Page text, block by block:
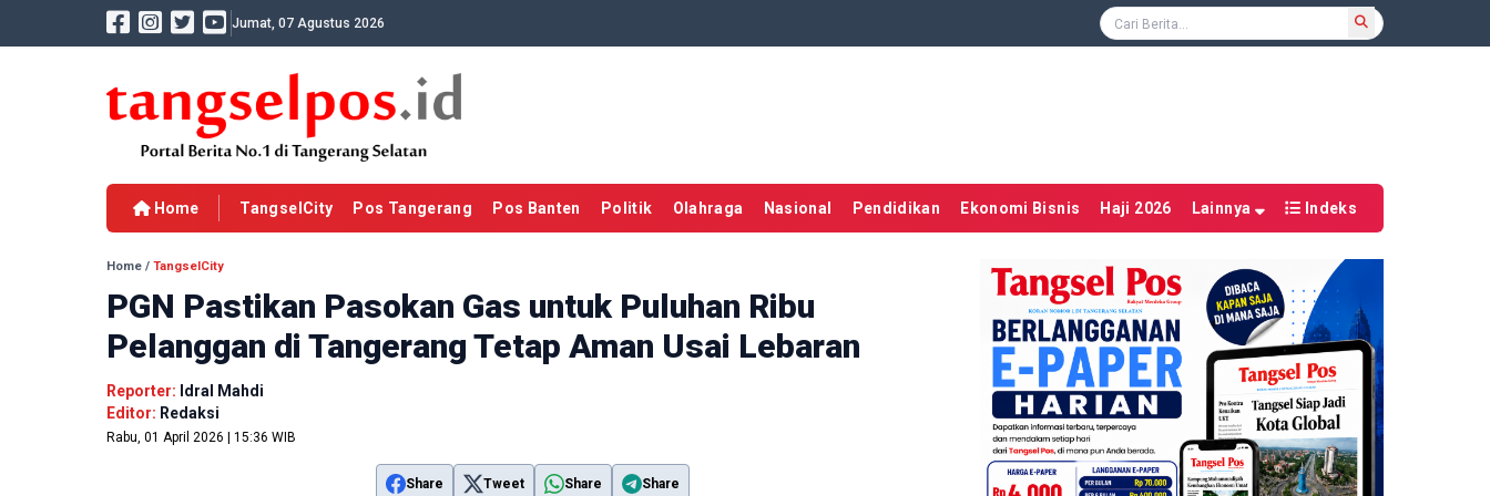
Jumat, 07 Agustus 2026
Home TangselCity Pos Tangerang Pos Banten Politik Olahraga Nasional Pendidikan Ekonomi Bisnis Haji 2026 Lainnya Indeks
Home / TangselCity
PGN Pastikan Pasokan Gas untuk Puluhan Ribu
Pelanggan di Tangerang Tetap Aman Usai Lebaran
Reporter: Idral Mahdi
Editor: Redaksi
Rabu, 01 April 2026 | 15:36 WIB
Share Tweet Share Share